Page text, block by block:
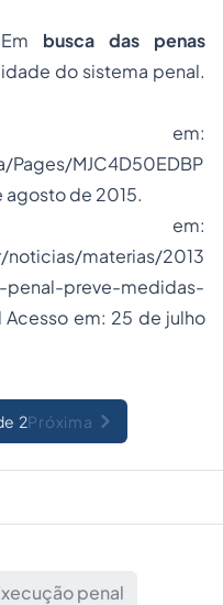
busca das penas
do sistema penal.
em:
MJC4D50EDBP
agosto de 2015.
em:
materias/2013
penal-preve-medidas-
Acesso em: 25 de julho
2Próxima
penal